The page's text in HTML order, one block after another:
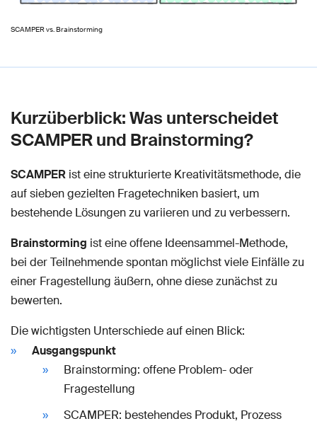
SCAMPER vs. Brainstorming
Kurzüberblick: Was unterscheidet
SCAMPER und Brainstorming?
SCAMPER ist eine strukturierte Kreativitätsmethode, die
auf sieben gezielten Fragetechniken basiert, um
bestehende Lösungen zu variieren und zu verbessern.
Brainstorming ist eine offene Ideensammel-Methode,
bei der Teilnehmende spontan möglichst viele Einfälle zu
einer Fragestellung äußern, ohne diese zunächst zu
bewerten.
Die wichtigsten Unterschiede auf einen Blick:
Ausgangspunkt
Brainstorming: offene Problem- oder
Fragestellung
SCAMPER: bestehendes Produkt, Prozess